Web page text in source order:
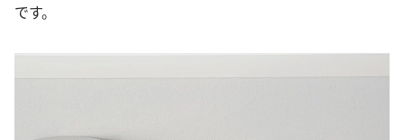
です。